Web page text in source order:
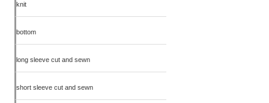
knit
bottom
long sleeve cut and sewn
short sleeve cut and sewn